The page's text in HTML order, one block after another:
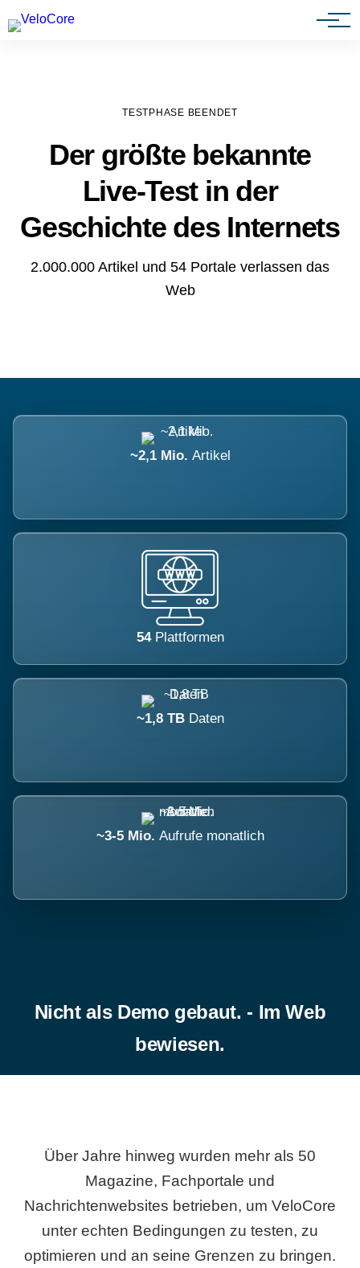
Agenturen & Webdesigner
TESTPHASE BEENDET
Der größte bekannte
Live-Test in der
Geschichte des Internets
2.000.000 Artikel und 54 Portale verlassen das
Web
~2,1 Mio. Artikel
54 Plattformen
~1,8 TB Daten
~3-5 Mio. Aufrufe monatlich
Nicht als Demo gebaut. - Im Web
bewiesen.
Über Jahre hinweg wurden mehr als 50
Magazine, Fachportale und
Nachrichtenwebsites betrieben, um VeloCore
unter echten Bedingungen zu testen, zu
optimieren und an seine Grenzen zu bringen.